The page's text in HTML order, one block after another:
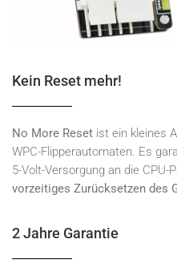
Kein Reset mehr!
No More Reset ist ein kleines
WPC-Flipperautomaten. Es
5-Volt-Versorgung an die CPU-
vorzeitiges Zurücksetzen des
2 Jahre Garantie